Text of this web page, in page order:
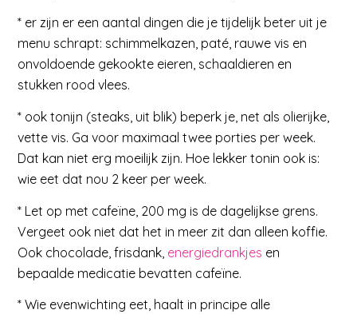
* er zijn er een aantal dingen die je tijdelijk beter uit je
menu schrapt: schimmelkazen, paté, rauwe vis en
onvoldoende gekookte eieren, schaaldieren en
stukken rood vlees.
* ook tonijn (steaks, uit blik) beperk je, net als olierijke,
vette vis. Ga voor maximaal twee porties per week.
Dat kan niet erg moeilijk zijn. Hoe lekker tonin ook is:
wie eet dat nou 2 keer per week.
* Let op met cafeïne, 200 mg is de dagelijkse grens.
Vergeet ook niet dat het in meer zit dan alleen koffie.
Ook chocolade, frisdank, energiedrankjes en
bepaalde medicatie bevatten cafeïne.
* Wie evenwichting eet, haalt in principe alle